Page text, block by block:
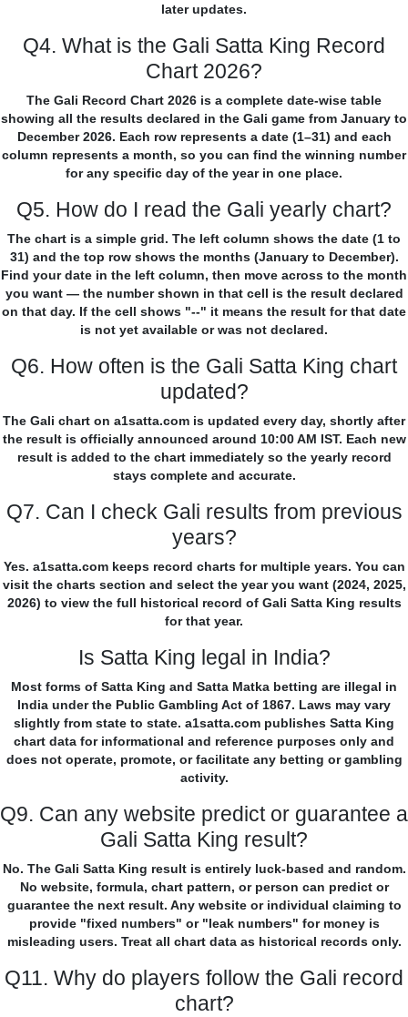
later updates.
Q4. What is the Gali Satta King Record
Chart 2026?
The Gali Record Chart 2026 is a complete date-wise table
showing all the results declared in the Gali game from January to
December 2026. Each row represents a date (1–31) and each
column represents a month, so you can find the winning number
for any specific day of the year in one place.
Q5. How do I read the Gali yearly chart?
The chart is a simple grid. The left column shows the date (1 to
31) and the top row shows the months (January to December).
Find your date in the left column, then move across to the month
you want — the number shown in that cell is the result declared
on that day. If the cell shows "--" it means the result for that date
is not yet available or was not declared.
Q6. How often is the Gali Satta King chart
updated?
The Gali chart on a1satta.com is updated every day, shortly after
the result is officially announced around 10:00 AM IST. Each new
result is added to the chart immediately so the yearly record
stays complete and accurate.
Q7. Can I check Gali results from previous
years?
Yes. a1satta.com keeps record charts for multiple years. You can
visit the charts section and select the year you want (2024, 2025,
2026) to view the full historical record of Gali Satta King results
for that year.
Is Satta King legal in India?
Most forms of Satta King and Satta Matka betting are illegal in
India under the Public Gambling Act of 1867. Laws may vary
slightly from state to state. a1satta.com publishes Satta King
chart data for informational and reference purposes only and
does not operate, promote, or facilitate any betting or gambling
activity.
Q9. Can any website predict or guarantee a
Gali Satta King result?
No. The Gali Satta King result is entirely luck-based and random.
No website, formula, chart pattern, or person can predict or
guarantee the next result. Any website or individual claiming to
provide "fixed numbers" or "leak numbers" for money is
misleading users. Treat all chart data as historical records only.
Q11. Why do players follow the Gali record
chart?